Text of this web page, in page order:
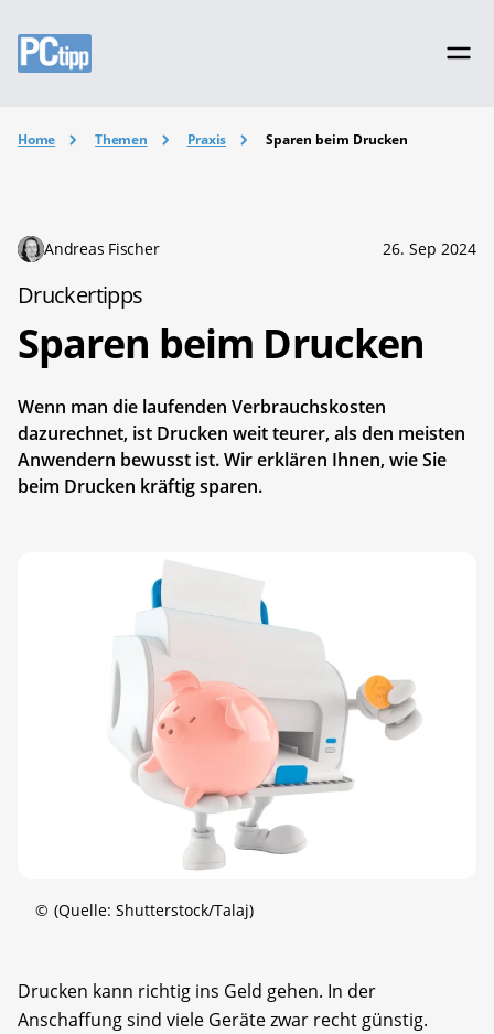
Home Themen Praxis Sparen beim Drucken
Andreas Fischer 26. Sep 2024
Druckertipps
Sparen beim Drucken
Wenn man die laufenden Verbrauchskosten
dazurechnet, ist Drucken weit teurer, als den meisten
Anwendern bewusst ist. Wir erklären Ihnen, wie Sie
beim Drucken kräftig sparen.
© (Quelle: Shutterstock/Talaj)
Drucken kann richtig ins Geld gehen. In der
Anschaffung sind viele Geräte zwar recht günstig.